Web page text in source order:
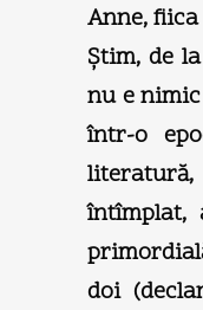
Anne,
Ştim, de
nu e
într-o
întîmplat,
doi